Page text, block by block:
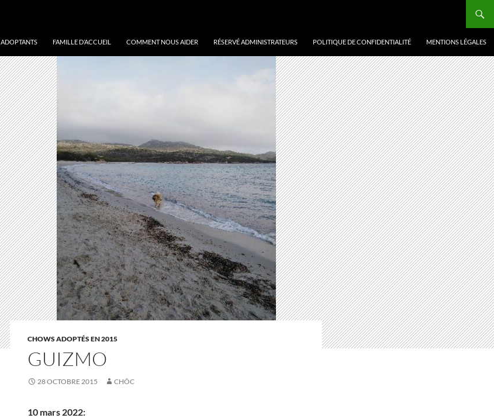
ADOPTANTS FAMILLE D’ACCUEIL COMMENT NOUS AIDER RÉSERVÉ ADMINISTRATEURS POLITIQUE DE CONFIDENTIALITÉ MENTIONS LÉGALES
CHOWS ADOPTÉS EN 2015
GUIZMO
28 OCTOBRE 2015 CHÔC
10 mars 2022: